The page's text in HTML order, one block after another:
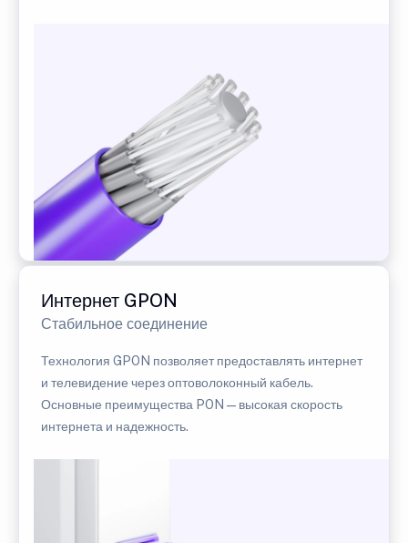
Интернет GPON
Стабильное соединение
Технология GPON позволяет предоставлять интернет
и телевидение через оптоволоконный кабель.
Основные преимущества PON — высокая скорость
интернета и надежность.